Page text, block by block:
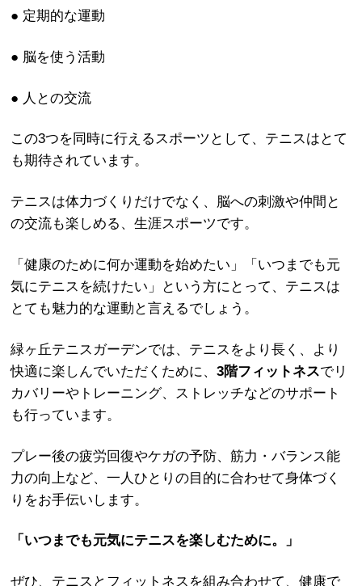
● 定期的な運動
● 脳を使う活動
● 人との交流
この3つを同時に行えるスポーツとして、テニスはとて
も期待されています。
テニスは体力づくりだけでなく、脳への刺激や仲間と
の交流も楽しめる、生涯スポーツです。
「健康のために何か運動を始めたい」「いつまでも元
気にテニスを続けたい」という方にとって、テニスは
とても魅力的な運動と言えるでしょう。
緑ヶ丘テニスガーデンでは、テニスをより長く、より
快適に楽しんでいただくために、3階フィットネスでリ
カバリーやトレーニング、ストレッチなどのサポート
も行っています。
プレー後の疲労回復やケガの予防、筋力・バランス能
力の向上など、一人ひとりの目的に合わせて身体づく
りをお手伝いします。
「いつまでも元気にテニスを楽しむために。」
ぜひ、テニスとフィットネスを組み合わせて、健康で